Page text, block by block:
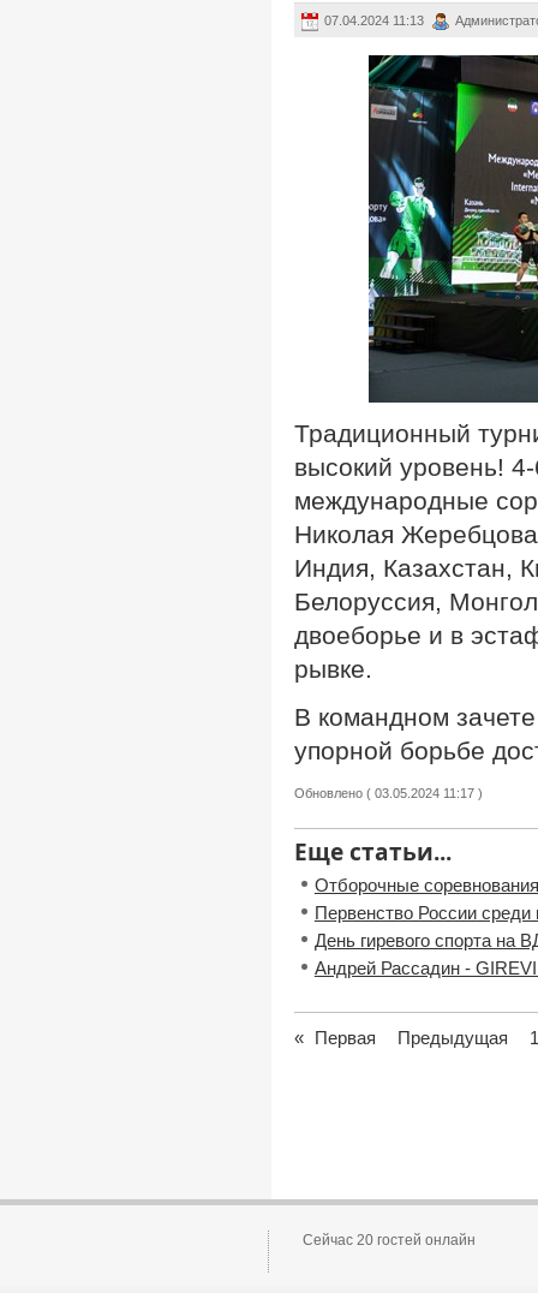
07.04.2024 11:13
Традиционный
высокий уровень!
международные
Николая
Индия, Казахстан,
Белоруссия,
двоеборье и в
рывке.
В командном
упорной борьбе
Обновлено ( 03.05.2024 11:17 )
Еще статьи...
Отборочные
Первенство России
День гиревого спорта на
Андрей Рассадин -
« Первая Предыдущая 1
Сейчас 20 гостей онлайн